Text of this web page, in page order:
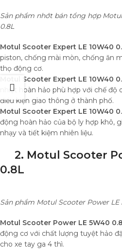
Sản phẩm nhớt bán tổng hợp
0.8L
Motul Scooter Expert LE 10W40
piston, chống mài mòn, chống ăn
thọ động cơ.
Motul Scooter Expert LE 10W40
nhiệt hoàn hảo phù hợp với chế
điều kiện giao thông ở thành phố.
Motul Scooter Expert LE 10W40
động hoàn hảo của bộ ly hợp khô,
nhạy và tiết kiệm nhiên liệu.
2. Motul Scooter
0.8L
Sản phẩm Motul Scooter Power LE
Motul Scooter Power LE 5W40
động cơ với chất lượng tuyệt hảo
cho xe tay ga 4 thì.